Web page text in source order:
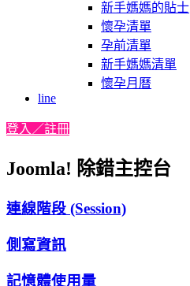
新手媽媽的貼士
懷孕清單
孕前清單
新手媽媽清單
懷孕月曆
line
登入／註冊
Joomla! 除錯主控台
連線階段 (Session)
側寫資訊
記憶體使用量